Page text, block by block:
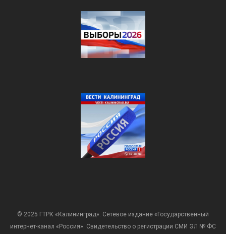
© 2025 ГТРК «Калининград». Сетевое издание «Государственный
интернет-канал «Россия». Свидетельство о регистрации СМИ ЭЛ № ФС